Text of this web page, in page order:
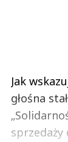
Jak
głośna
sprzedaży